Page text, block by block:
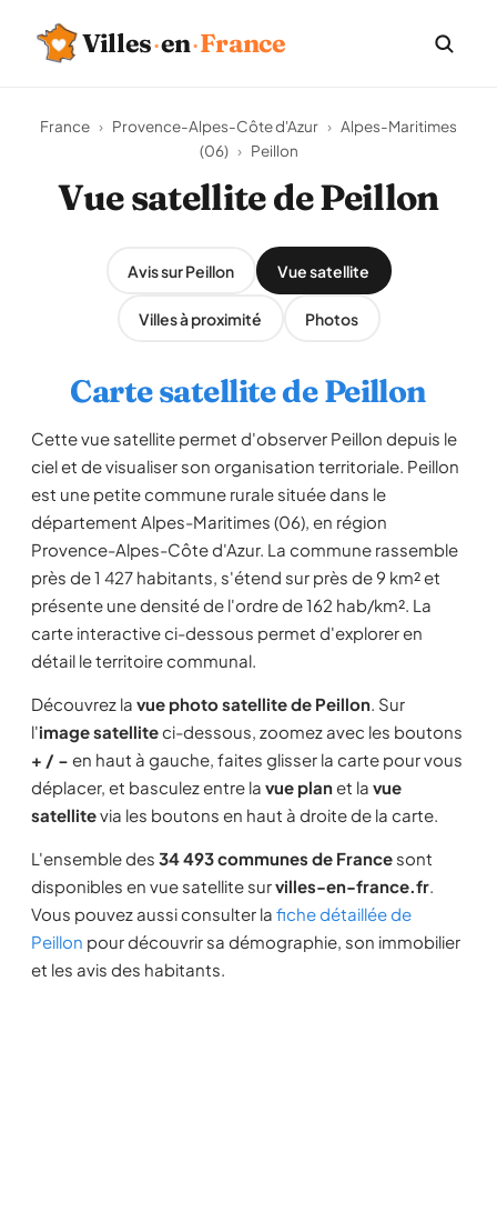
Villes·en·France
France › Provence-Alpes-Côte d'Azur › Alpes-Maritimes
(06) › Peillon
Vue satellite de Peillon
Avis sur Peillon Vue satellite
Villes à proximité Photos
Carte satellite de Peillon
Cette vue satellite permet d'observer Peillon depuis le
ciel et de visualiser son organisation territoriale. Peillon
est une petite commune rurale située dans le
département Alpes-Maritimes (06), en région
Provence-Alpes-Côte d'Azur. La commune rassemble
près de 1 427 habitants, s'étend sur près de 9 km² et
présente une densité de l'ordre de 162 hab/km². La
carte interactive ci-dessous permet d'explorer en
détail le territoire communal.
Découvrez la vue photo satellite de Peillon. Sur
l'image satelliteci-dessous, zoomez avec les boutons
+ / − en haut à gauche, faites glisser la carte pour vous
déplacer, et basculez entre la vue planet la vue
satellitevia les boutons en haut à droite de la carte.
L'ensemble des 34 493 communes de France sont
disponibles en vue satellite survilles-en-france.fr.
Vous pouvez aussi consulter la fiche détaillée de
Peillon pour découvrir sa démographie, son immobilier
et les avis des habitants.